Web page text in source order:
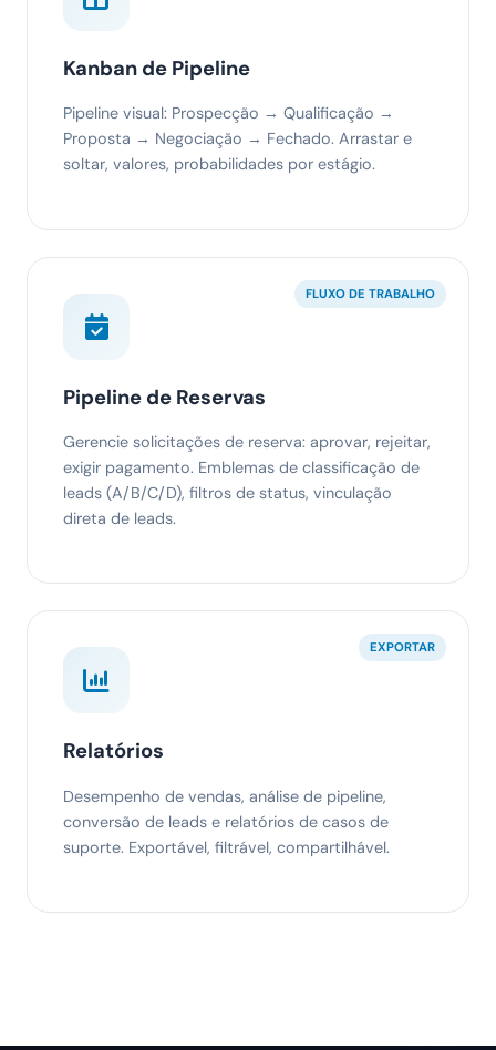
Kanban de Pipeline
Pipeline visual: Prospecção → Qualificação →
Proposta → Negociação → Fechado. Arrastar e
soltar, valores, probabilidades por estágio.
FLUXO DE TRABALHO
Pipeline de Reservas
Gerencie solicitações de reserva: aprovar, rejeitar,
exigir pagamento. Emblemas de classificação de
leads (A/B/C/D), filtros de status, vinculação
direta de leads.
EXPORTAR
Relatórios
Desempenho de vendas, análise de pipeline,
conversão de leads e relatórios de casos de
suporte. Exportável, filtrável, compartilhável.